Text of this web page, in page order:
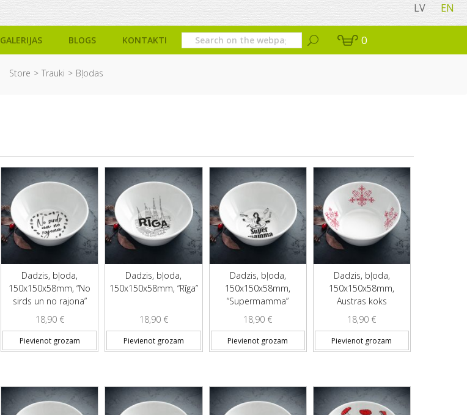
LV EN
GALERIJAS BLOGS KONTAKTI 0
Store Trauki Bļodas
Dadzis, bļoda,
150x150x58mm, “No
sirds un no rajona”
18,90 €
Pievienot grozam
Dadzis, bļoda,
150x150x58mm, “Rīga”
18,90 €
Pievienot grozam
Dadzis, bļoda,
150x150x58mm,
“Supermamma”
18,90 €
Pievienot grozam
Dadzis, bļoda,
150x150x58mm,
Austras koks
18,90 €
Pievienot grozam